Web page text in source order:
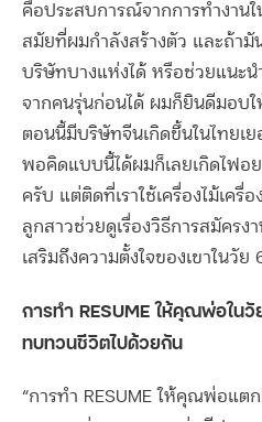
คือประสบการณ์จากการทำงาน
สมัยที่ผมกำลังสร้างตัว และถ้ามั
บริษัทบางแห่งได้ หรือช่วยแนะน
จากคนรุ่นก่อนได้ ผมก็ยินดีมอบใ
ตอนนี้มีบริษัทจีนเกิดขึ้นในไทยเ
พอคิดแบบนี้ได้ผมก็เลยเกิดไฟอ
ครับ แต่ติดที่เราใช้เครื่องไม้เครื่
ลูกสาวช่วยดูเรื่องวิธีการสมัครง
เสริมถึงความตั้งใจของเขาในวัย
การทำ RESUME ให้คุณพ่อใน
ทบทวนชีวิตไปด้วยกัน
“การทำ RESUME ให้คุณพ่อแต